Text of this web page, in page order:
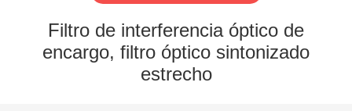
FÁBRICA
Filtro de interferencia óptico de
encargo, filtro óptico sintonizado
estrecho